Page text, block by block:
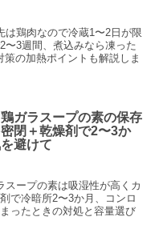
は鶏肉なので冷蔵1〜2日が限
〜3週間、煮込みなら凍った
の加熱ポイントも解説しま
鶏ガラスープの素の保存
閉＋乾燥剤で2〜3か
避けて
スープの素は吸湿性が高くカ
で冷暗所2〜3か月、コンロ
ったときの対処と容量選び